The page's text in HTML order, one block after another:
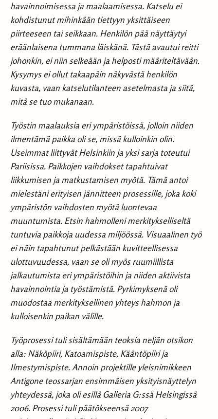
havainnoimisessa ja maalaamisessa. Katselu ei
kohdistunut mihinkään tiettyyn yksittäiseen
piirteeseen tai seikkaan. Henkilön pää näyttäytyi
eräänlaisena tummana läiskänä. Tästä avautui reitti
johonkin, ei niin selkeään ja helposti määriteltävään.
Kysymys ei ollut takaapäin näkyvästä henkilön
kuvasta, vaan katselutilanteen asetelmasta ja siitä,
mitä se tuo mukanaan.
Työstin maalauksia eri ympäristöissä, jolloin niiden
ilmentämä paikka oli se, missä kulloinkin olin.
Useimmat liittyvät Helsinkiin ja yksi sarja toteutui
Pariisissa. Paikkojen vaihdokset tapahtuivat
liikkumisen ja matkustamisen myötä. Tämä antoi
mielestäni erityisen jännitteen prosessille, joka koki
ympäristön vaihdosten myötä luontevaa
muuntumista. Etsin hahmolleni merkitykselliseltä
tuntuvia paikkoja uudessa miljöössä. Visuaalinen työ
ei näin tapahtunut pelkästään kuvitteellisessa
ulottuvuudessa, vaan se oli myös ruumiillista
jalkautumista eri ympäristöihin ja niiden aktiivista
havainnointia ja työstämistä. Pyrkimyksenä oli
muodostaa merkityksellinen yhteys hahmon ja
kulloisenkin paikan välille.
Työprosessi tuli sisältämään teoksia neljän otsikon
alla: Näköpiiri, Katoamispiste, Kääntöpiiri ja
Ilmestymispiste. Annoin projektille yleisnimikkeen
Antigone teossarjan ensimmäisen yksityisnäyttelyn
yhteydessä, joka oli esillä Galleria G:ssä Helsingissä
2006. Prosessi tuli päätökseensä 2007